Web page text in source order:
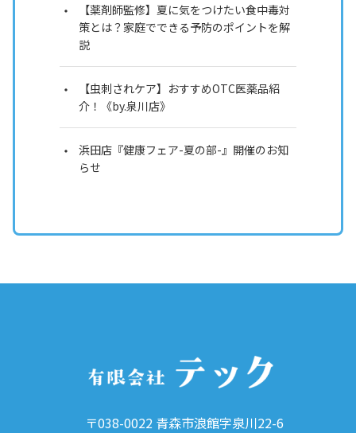
【薬剤師監修】夏に気をつけたい食中毒対
策とは？家庭でできる予防のポイントを解
説
【虫刺されケア】おすすめOTC医薬品紹
介！《by.泉川店》
浜田店『健康フェア-夏の部-』開催のお知
らせ
〒038-0022 青森市浪館字泉川22-6